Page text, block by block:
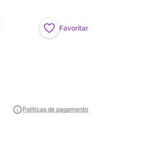
Favoritar
Políticas de pagamento